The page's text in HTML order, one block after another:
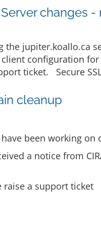
Server changes -
the jupiter.koallo.ca
client configuration
ticket. Secure
cleanup
been working on
a notice from
raise a support ticket